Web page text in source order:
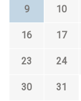
9 10
16 17
23 24
30
31